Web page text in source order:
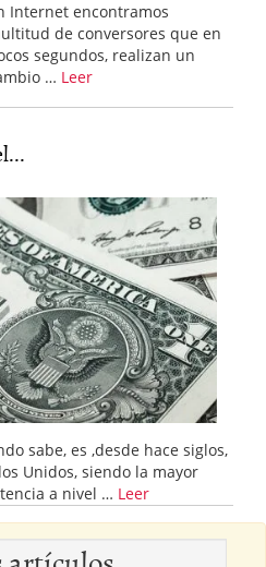
Internet encontramos
de conversores que en
segundos, realizan un
… Leer
sabe, es ,desde hace siglos,
Unidos, siendo la mayor
a nivel … Leer